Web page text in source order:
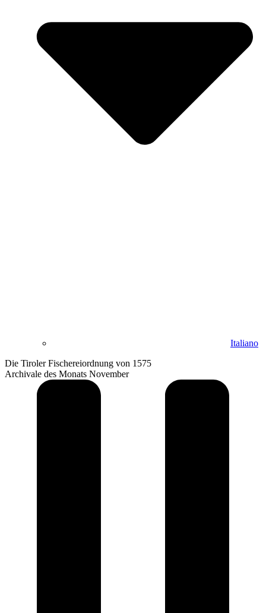
Italiano
Die Tiroler Fischereiordnung von 1575
Archivale des Monats November